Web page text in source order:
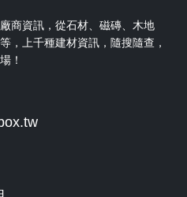
商資訊，從石材、磁磚、木地
，上千種建材資訊，隨搜隨查，
！